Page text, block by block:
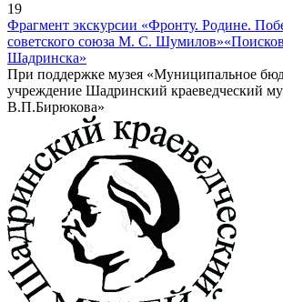
19
Фрагмент экскурсии «Фронту. Родине.
советского союза М. С. Шумилов»
Шадринска»
При поддержке музея «Муниципальное
учреждение Шадринский краеведческий
В.П.Бирюкова»